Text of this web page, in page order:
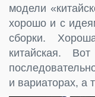
модели
хорошо и с
сборки.
китайская.
и вариаторах, а